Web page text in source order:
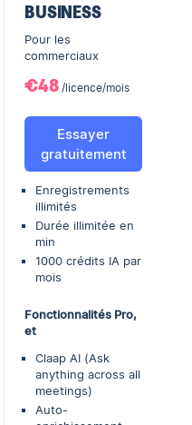
BUSINESS
Pour les
commerciaux
€48/licence/mois
Essayer
gratuitement
Enregistrements
illimités
Durée illimitée en
min
1000 crédits IA par
mois
Fonctionnalités Pro,
et
Claap AI (Ask
anything across all
meetings)
Auto-